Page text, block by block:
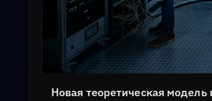
Новая теоретическая модель